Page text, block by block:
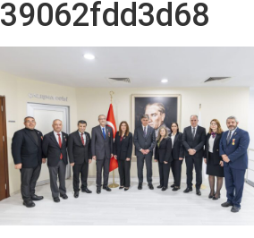
39062fdd3d68